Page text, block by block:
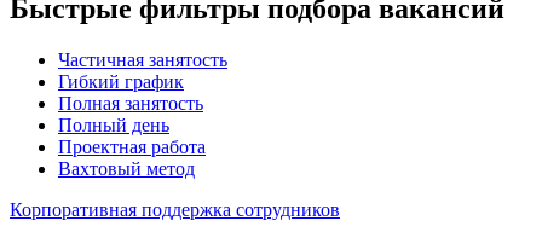
Быстрые фильтры подбора вакансий
Частичная занятость
Гибкий график
Полная занятость
Полный день
Проектная работа
Вахтовый метод
Корпоративная поддержка сотрудников